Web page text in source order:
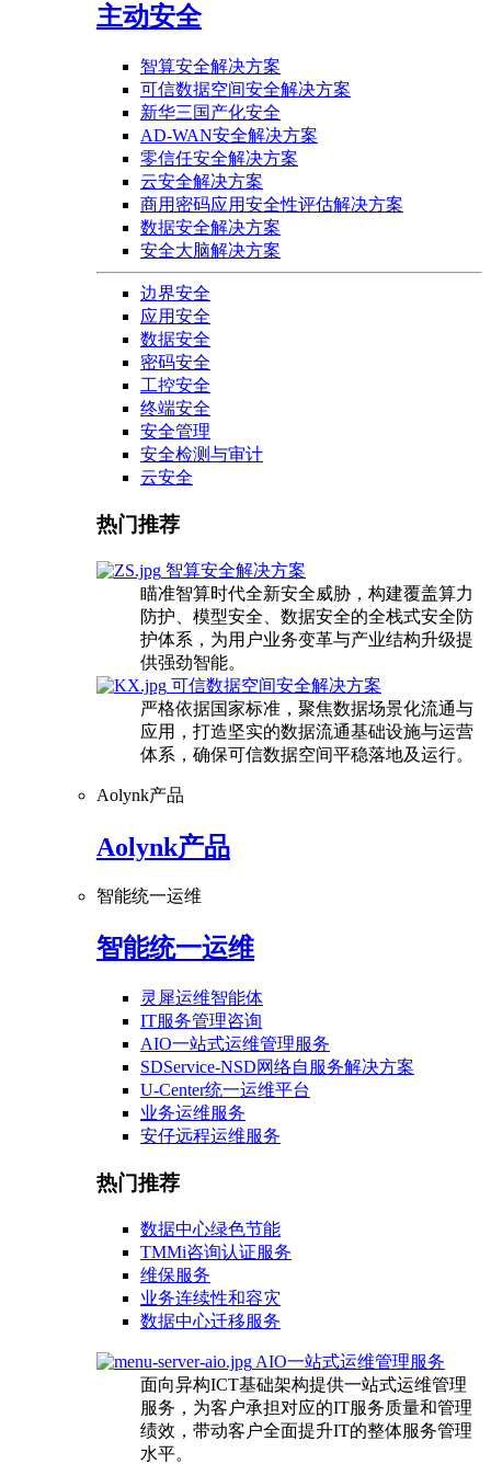
主动安全
智算安全解决方案
可信数据空间安全解决方案
新华三国产化安全
AD-WAN安全解决方案
零信任安全解决方案
云安全解决方案
商用密码应用安全性评估解决方案
数据安全解决方案
安全大脑解决方案
边界安全
应用安全
数据安全
密码安全
工控安全
终端安全
安全管理
安全检测与审计
云安全
热门推荐
智算安全解决方案
瞄准智算时代全新安全威胁，构建覆盖算力
防护、模型安全、数据安全的全栈式安全防
护体系，为用户业务变革与产业结构升级提
供强劲智能。
可信数据空间安全解决方案
严格依据国家标准，聚焦数据场景化流通与
应用，打造坚实的数据流通基础设施与运营
体系，确保可信数据空间平稳落地及运行。
Aolynk产品
Aolynk产品
智能统一运维
智能统一运维
灵犀运维智能体
IT服务管理咨询
AIO一站式运维管理服务
SDService-NSD网络自服务解决方案
U-Center统一运维平台
业务运维服务
安仔远程运维服务
热门推荐
数据中心绿色节能
TMMi咨询认证服务
维保服务
业务连续性和容灾
数据中心迁移服务
AIO一站式运维管理服务
面向异构ICT基础架构提供一站式运维管理
服务，为客户承担对应的IT服务质量和管理
绩效，带动客户全面提升IT的整体服务管理
水平。